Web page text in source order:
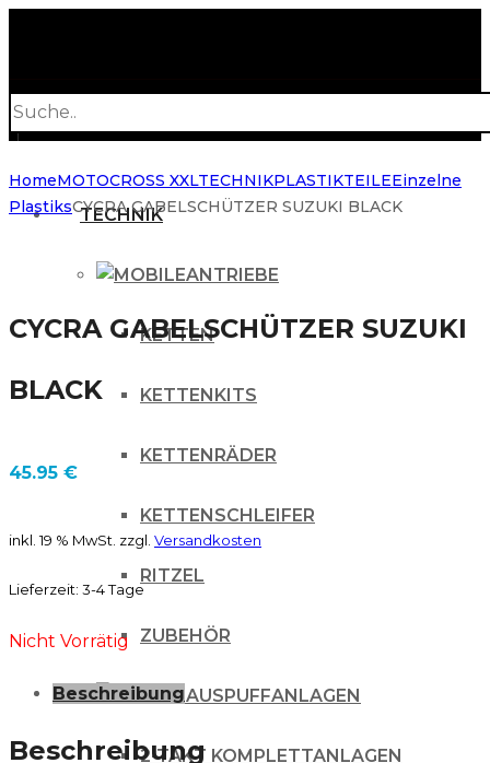
search
TECHNIK
ANTRIEBE
KETTEN
KETTENKITS
KETTENRÄDER
KETTENSCHLEIFER
RITZEL
ZUBEHÖR
AUSPUFFANLAGEN
2-TAKT KOMPLETTANLAGEN
HomeMOTOCROSS XXLTECHNIKPLASTIKTEILEEinzelne
PlastiksCYCRA GABELSCHÜTZER SUZUKI BLACK
CYCRA GABELSCHÜTZER SUZUKI
BLACK
45.95 €
inkl. 19 % MwSt. zzgl. Versandkosten
Lieferzeit: 3-4 Tage
Nicht Vorrätig
Beschreibung
Beschreibung